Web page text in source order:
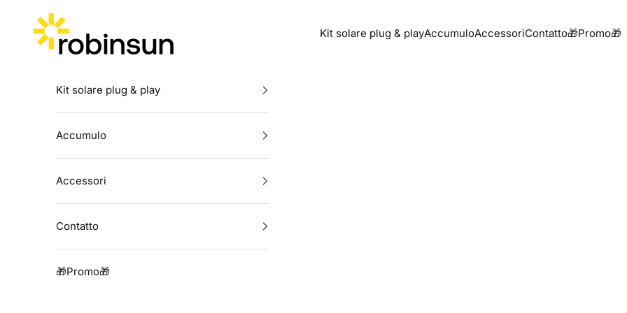
Robinsun
Kit solare plug & playAccumuloAccessoriContatto🎁Promo🎁
Kit solare plug & play
Accumulo
Accessori
Contatto
🎁Promo🎁